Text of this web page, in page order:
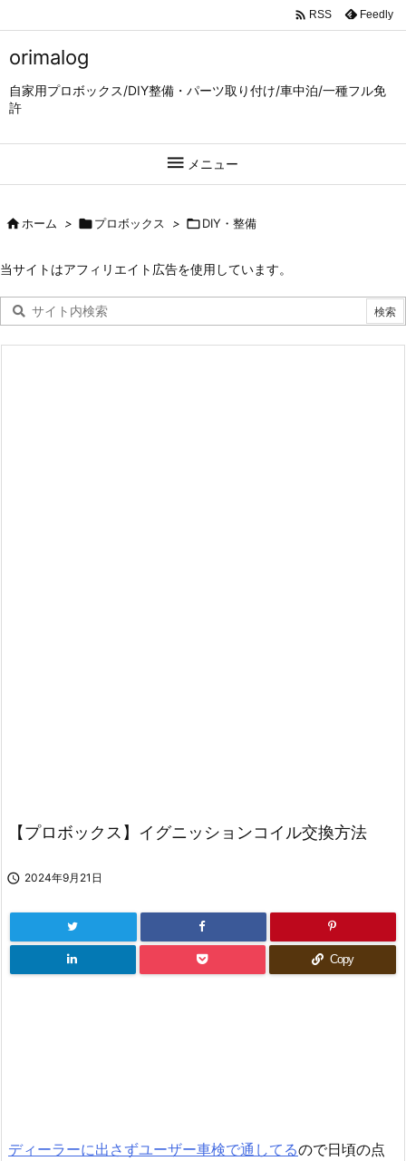
orimalog
自家用プロボックス/DIY整備・パーツ取り付け/車中泊/一種フル免
許
 メニュー
 RSS Feedly
ホーム > プロボックス > DIY・整備
当サイトはアフィリエイト広告を使用しています。
【プロボックス】イグニッションコイル交換方法
 2024年9月21日
Copy
ディーラーに出さずユーザー車検で通してるので日頃の点